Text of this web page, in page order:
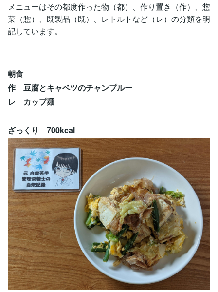
メニューはその都度作った物（都）、作り置き（作）、惣
菜（惣）、既製品（既）、レトルトなど（レ）の分類を明
記しています。
朝食
作 豆腐とキャベツのチャンプルー
レ カップ麺
ざっくり 700kcal